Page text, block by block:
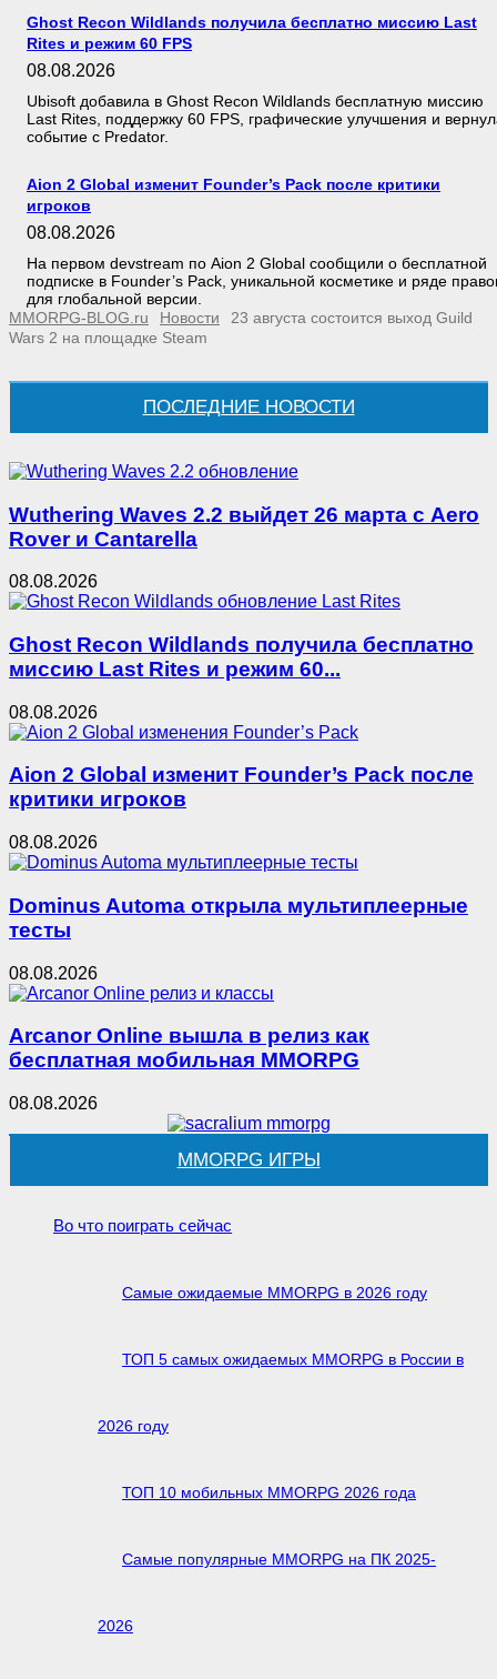
Ghost Recon Wildlands получила бесплатно миссию Last
Rites и режим 60 FPS
08.08.2026
Ubisoft добавила в Ghost Recon Wildlands бесплатную миссию
Last Rites, поддержку 60 FPS, графические улучшения и
событие с Predator.
Aion 2 Global изменит Founder’s Pack после критики
игроков
08.08.2026
На первом devstream по Aion 2 Global сообщили о бесплатной
подписке в Founder’s Pack, уникальной косметике и ряде
для глобальной версии.
MMORPG-BLOG.ru
Новости
23 августа состоится выход Guild
Wars 2 на площадке Steam
ПОСЛЕДНИЕ НОВОСТИ
Wuthering Waves 2.2 выйдет 26 марта с Aero
Rover и Cantarella
08.08.2026
Ghost Recon Wildlands получила бесплатно
миссию Last Rites и режим 60...
08.08.2026
Aion 2 Global изменит Founder’s Pack после
критики игроков
08.08.2026
Dominus Automa открыла мультиплеерные
тесты
08.08.2026
Arcanor Online вышла в релиз как
бесплатная мобильная MMORPG
08.08.2026
MMORPG ИГРЫ
Во что поиграть сейчас
Самые ожидаемые MMORPG в 2026 году
ТОП 5 самых ожидаемых MMORPG в России в
2026 году
ТОП 10 мобильных MMORPG 2026 года
Самые популярные MMORPG на ПК 2025-
2026